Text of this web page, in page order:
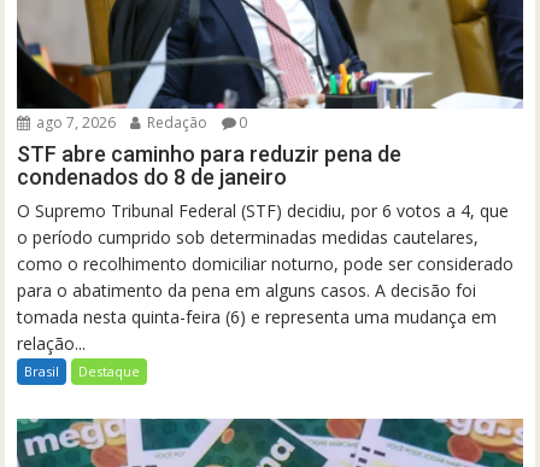
ago 7, 2026 Redação 0
STF abre caminho para reduzir pena de
condenados do 8 de janeiro
O Supremo Tribunal Federal (STF) decidiu, por 6 votos a 4, que
o período cumprido sob determinadas medidas cautelares,
como o recolhimento domiciliar noturno, pode ser considerado
para o abatimento da pena em alguns casos. A decisão foi
tomada nesta quinta-feira (6) e representa uma mudança em
relação...
Brasil Destaque